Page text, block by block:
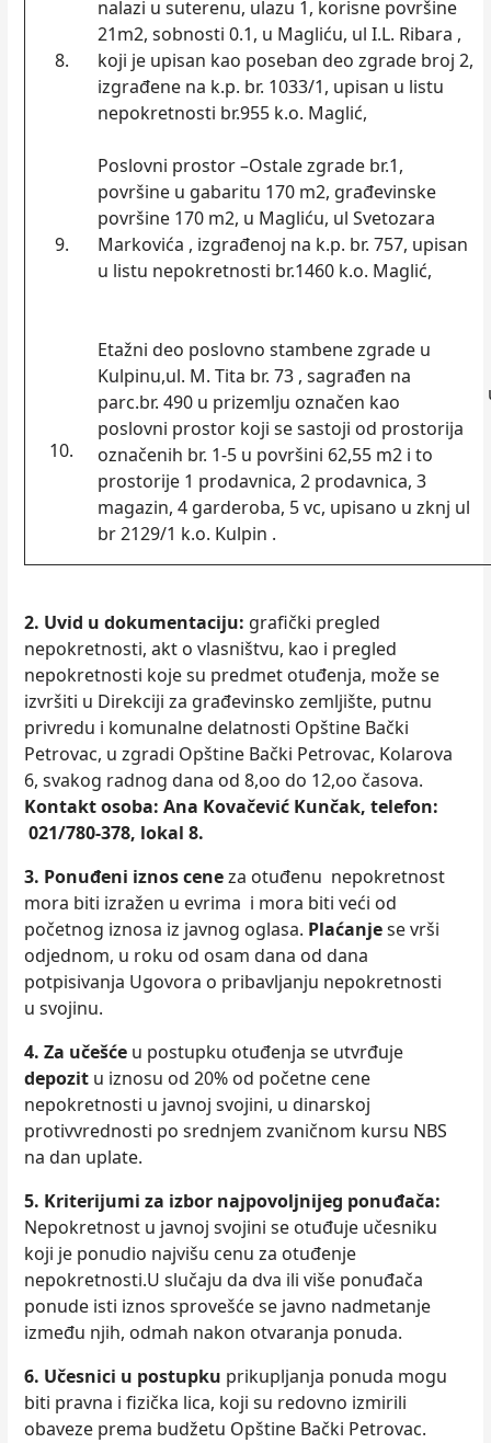
8.
nalazi u suterenu, ulazu 1, korisne površine
21m2, sobnosti 0.1, u Magliću, ul I.L. Ribara ,
koji je upisan kao poseban deo zgrade broj 2,
izgrađene na k.p. br. 1033/1, upisan u listu
nepokretnosti br.955 k.o. Maglić,
9.
Poslovni prostor –Ostale zgrade br.1,
površine u gabaritu 170 m2, građevinske
površine 170 m2, u Magliću, ul Svetozara
Markovića , izgrađenoj na k.p. br. 757, upisan
u listu nepokretnosti br.1460 k.o. Maglić,
10.
Etažni deo poslovno stambene zgrade u
Kulpinu,ul. M. Tita br. 73 , sagrađen na
parc.br. 490 u prizemlјu označen kao
poslovni prostor koji se sastoji od prostorija
označenih br. 1-5 u površini 62,55 m2 i to
prostorije 1 prodavnica, 2 prodavnica, 3
magazin, 4 garderoba, 5 vc, upisano u zknj ul
br 2129/1 k.o. Kulpin .
2. Uvid u dokumentaciju: grafički pregled
nepokretnosti, akt o vlasništvu, kao i pregled
nepokretnosti koje su predmet otuđenja, može se
izvršiti u Direkciji za građevinsko zemlјište, putnu
privredu i komunalne delatnosti Opštine Bački
Petrovac, u zgradi Opštine Bački Petrovac, Kolarova
6, svakog radnog dana od 8,oo do 12,oo časova.
Kontakt osoba: Ana Kovačević Kunčak, telefon:
021/780-378, lokal 8.
3. Ponuđeni iznos ceneza otuđenu nepokretnost
mora biti izražen u evrima i mora biti veći od
početnog iznosa iz javnog oglasa. Plaćanjese vrši
odjednom, u roku od osam dana od dana
potpisivanja Ugovora o pribavlјanju nepokretnosti
u svojinu.
4. Za učešće u postupku otuđenja se utvrđuje
depozit u iznosu od 20% od početne cene
nepokretnosti u javnoj svojini, u dinarskoj
protivvrednosti po srednjem zvaničnom kursu NBS
na dan uplate.
5. Kriterijumi za izbor najpovolјnijeg ponuđača:
Nepokretnost u javnoj svojini se otuđuje učesniku
koji je ponudio najvišu cenu za otuđenje
nepokretnosti.U slučaju da dva ili više ponuđača
ponude isti iznos sprovešće se javno nadmetanje
između njih, odmah nakon otvaranja ponuda.
6. Učesnici u postupku prikuplјanja ponuda mogu
biti pravna i fizička lica, koji su redovno izmirili
obaveze prema budžetu Opštine Bački Petrovac.